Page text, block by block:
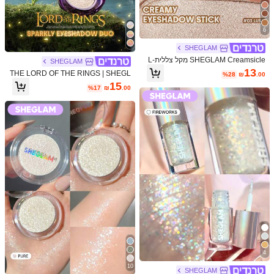
זמן אספקה ​​משוער:7-11 ימי עסקים
לא ניתן להחזיר או להחליף פריטים בקטגוריה זו.
תשלומים בטוחים · הגנת הפרטיות
5.00
(3) הצג עוד
צבע: 03 אבק כוכבים
talcual viene enlaimagen
......
עוזר(0)
n***5 צבע: 06 יום פולאר
かわいいかわいいかわいい
עוזר (0)
x***n צבע: 06 יום פולאר
上眼超好看
עוזר(0)
6
SHEGLAM
SHEGLAM Creamsicle מקל צללית-L
ush מותג יופי קוסמטיקה איפור לנשים ול
נערות
₪13.00
%28
4
SHEGLAM
SHEGLAM
THE LORD OF THE RINGS | SHEGL
AM Forces Of Fate | דואו צלליות-Hop
e & Sacrifice מותג יופי קוסמטיקה איפו
ר לנשים ולנערות
₪15.00
%17
10